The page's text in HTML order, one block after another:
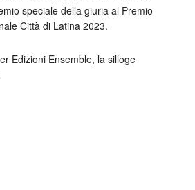
speciale della giuria al Premio
Città di Latina 2023.
Edizioni Ensemble, la silloge